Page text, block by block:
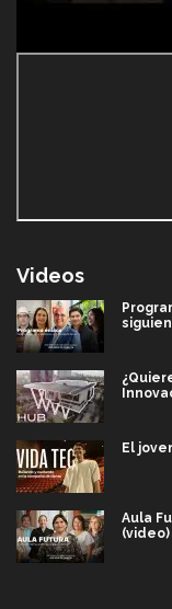
Videos
El
Aula
(video)